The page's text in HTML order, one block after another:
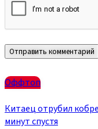
Оффтоп
Китаец отрубил
минут спустя